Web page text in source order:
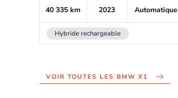
40 335km 2023 Automatique
Hybride rechargeable
VOIR TOUTES LES BMW X1